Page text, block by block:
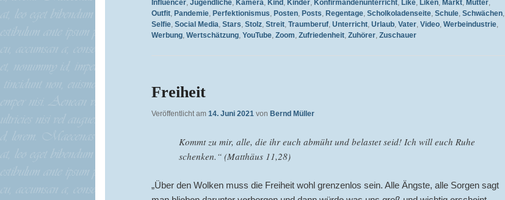
Influencer, Jugendliche, Kamera, Kind , Kinder, Konfirmandenunterricht, Like, Liken, Markt, Mutter,
Outfit, Pandemie, Perfektionismus, Posten, Posts, Regentage, Scholkoladenseite, Schule, Schwächen,
Selfie, Social Media, Stars, Stolz, Streit, Traumberuf, Unterricht, Urlaub, Vater, Video, Werbeindustrie,
Werbung, Wertschätzung, YouTube, Zoom, Zufriedenheit, Zuhörer, Zuschauer
Freiheit
Veröffentlicht am 14. Juni 2021 von Bernd Müller
Kommt zu mir, alle, die ihr euch abmüht und belastet seid! Ich will euch Ruhe
schenken.“ (Matthäus 11,28)
„Über den Wolken muss die Freiheit wohl grenzenlos sein. Alle Ängste, alle Sorgen sagt